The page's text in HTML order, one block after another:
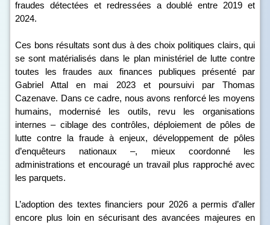
fraudes détectées et redressées a doublé entre 2019 et
2024.
Ces bons résultats sont dus à des choix politiques clairs, qui
se sont matérialisés dans le plan ministériel de lutte contre
toutes les fraudes aux finances publiques présenté par
Gabriel Attal en mai 2023 et poursuivi par Thomas
Cazenave. Dans ce cadre, nous avons renforcé les moyens
humains, modernisé les outils, revu les organisations
internes – ciblage des contrôles, déploiement de pôles de
lutte contre la fraude à enjeux, développement de pôles
d’enquêteurs nationaux –, mieux coordonné les
administrations et encouragé un travail plus rapproché avec
les parquets.
L’adoption des textes financiers pour 2026 a permis d’aller
encore plus loin en sécurisant des avancées majeures en